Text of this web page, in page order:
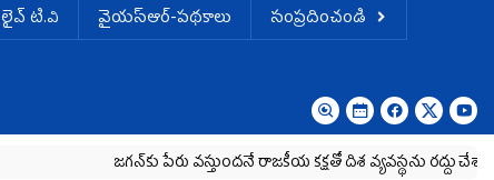
లైవ్ టి.వి వైయస్ఆర్-పథకాలు
సంప్రదించండి
జగన్‌కు పేరు వస్తుందనే రాజకీయ కక్షతో దిశ వ్య‌వ‌స్థ‌ను రద్దు చేశారు